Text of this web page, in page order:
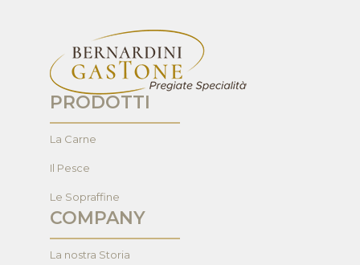
PRODOTTI
La Carne
Il Pesce
Le Sopraffine
COMPANY
La nostra Storia